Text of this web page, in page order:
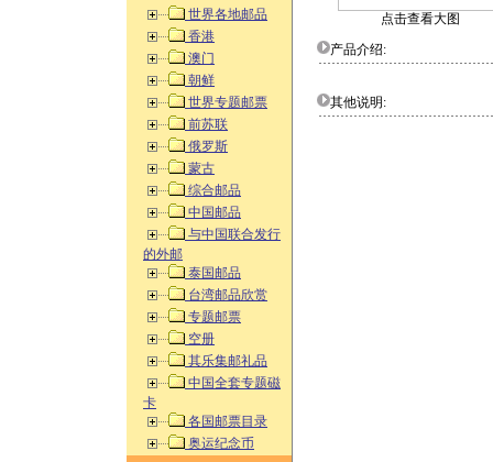
世界各地邮品
香港
澳门
朝鲜
世界专题邮票
前苏联
俄罗斯
蒙古
综合邮品
中国邮品
与中国联合发行
的外邮
泰国邮品
台湾邮品欣赏
专题邮票
空册
其乐集邮礼品
中国全套专题磁
卡
各国邮票目录
奥运纪念币
点击查看大图
产品介绍:
其他说明: